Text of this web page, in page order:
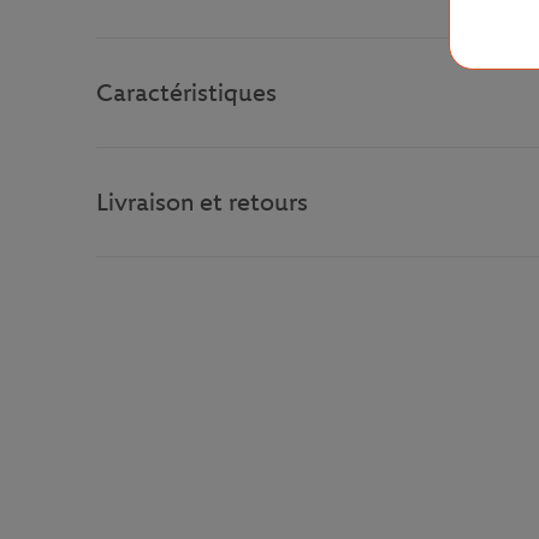
Caractéristiques
Livraison et retours